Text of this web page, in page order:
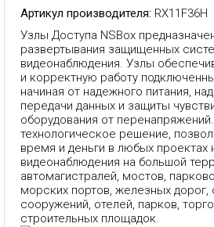
Артикул производителя: RX11F36H
Узлы Доступа NSBox
развертывания защищенных
видеонаблюдения. Узлы
и корректную работу
начиная от надежного питания,
передачи данных и защиты
оборудования от
технологическое решение,
время и деньги в любых проектах
видеонаблюдения на большой
автомагистралей, мостов,
морских портов, железных дорог,
сооружений, отелей, парков,
строительных площадок.